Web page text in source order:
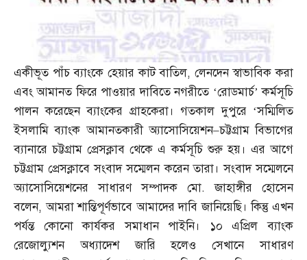
একীভূত পাঁচ ব্যাংকে হেয়ার কাট বাতিল, লেনদেন স্বাভাবিক করা
এবং আমানত ফিরে পাওয়ার দাবিতে নগরীতে ‘রোডমার্চ’ কর্মসূচি
পালন করেছেন ব্যাংকের গ্রাহকেরা। গতকাল দুপুরে ‘সম্মিলিত
ইসলামি ব্যাংক আমানতকারী অ্যাসোসিয়েশন–চট্টগ্রাম বিভাগের
ব্যানারে চট্টগ্রাম প্রেসক্লাব থেকে এ কর্মসূচি শুরু হয়। এর আগে
চট্টগ্রাম প্রেসক্লাবে সংবাদ সম্মেলন করেন তারা। সংবাদ সম্মেলনে
অ্যাসোসিয়েশনের সাধারণ সম্পাদক মো.জাহাঙ্গীর হোসেন
বলেন,আমরা শান্তিপূর্ণভাবে আমাদের দাবি জানিয়েছি। কিন্তু এখন
পর্যন্ত কোনো কার্যকর সমাধান পাইনি। ১০ এপ্রিল ব্যাংক
রেজোল্যুশন অধ্যাদেশ জারি হলেও সেখানে সাধারণ